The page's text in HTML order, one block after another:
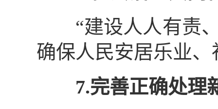
“建设人人有责、
确保人民安居乐业
7.完善正确处理